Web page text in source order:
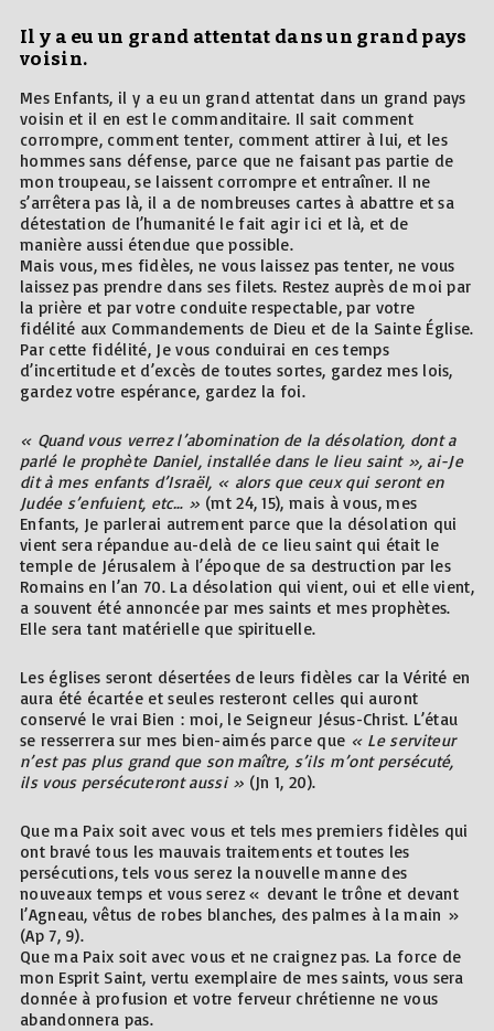
Il y a eu un grand attentat dans un grand pays
voisin.
Mes Enfants, il y a eu un grand attentat dans un grand pays
voisin et il en est le commanditaire. Il sait comment
corrompre, comment tenter, comment attirer à lui, et les
hommes sans défense, parce que ne faisant pas partie de
mon troupeau, se laissent corrompre et entraîner. Il ne
s’arrêtera pas là, il a de nombreuses cartes à abattre et sa
détestation de l’humanité le fait agir ici et là, et de
manière aussi étendue que possible.
Mais vous, mes fidèles, ne vous laissez pas tenter, ne vous
laissez pas prendre dans ses filets. Restez auprès de moi par
la prière et par votre conduite respectable, par votre
fidélité aux Commandements de Dieu et de la Sainte Église.
Par cette fidélité, Je vous conduirai en ces temps
d’incertitude et d’excès de toutes sortes, gardez mes lois,
gardez votre espérance, gardez la foi.
« Quand vous verrez l’abomination de la désolation, dont a
parlé le prophète Daniel, installée dans le lieu saint », ai-Je
dit à mes enfants d’Israël, « alors que ceux qui seront en
Judée s’enfuient, etc… » (mt 24, 15), mais à vous, mes
Enfants, Je parlerai autrement parce que la désolation qui
vient sera répandue au-delà de ce lieu saint qui était le
temple de Jérusalem à l’époque de sa destruction par les
Romains en l’an 70. La désolation qui vient, oui et elle vient,
a souvent été annoncée par mes saints et mes prophètes.
Elle sera tant matérielle que spirituelle.
Les églises seront désertées de leurs fidèles car la Vérité en
aura été écartée et seules resteront celles qui auront
conservé le vrai Bien : moi, le Seigneur Jésus-Christ. L’étau
se resserrera sur mes bien-aimés parce que « Le serviteur
n’est pas plus grand que son maître, s’ils m’ont persécuté,
ils vous persécuteront aussi » (Jn 1, 20).
Que ma Paix soit avec vous et tels mes premiers fidèles qui
ont bravé tous les mauvais traitements et toutes les
persécutions, tels vous serez la nouvelle manne des
nouveaux temps et vous serez « devant le trône et devant
l’Agneau, vêtus de robes blanches, des palmes à la main »
(Ap 7, 9).
Que ma Paix soit avec vous et ne craignez pas. La force de
mon Esprit Saint, vertu exemplaire de mes saints, vous sera
donnée à profusion et votre ferveur chrétienne ne vous
abandonnera pas.